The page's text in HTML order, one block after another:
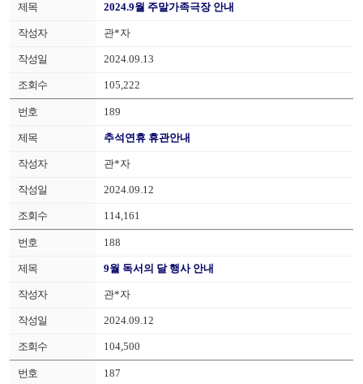
2024.9월 주말가족극장 안내
관*자
2024.09.13
105,222
189
추석연휴 휴관안내
관*자
2024.09.12
114,161
188
9월 독서의 달 행사 안내
관*자
2024.09.12
104,500
187